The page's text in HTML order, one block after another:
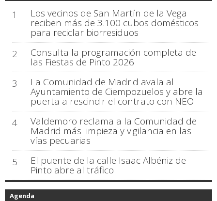
1 Los vecinos de San Martín de la Vega
reciben más de 3.100 cubos domésticos
para reciclar biorresiduos
2
Consulta la programación completa de
las Fiestas de Pinto 2026
3
La Comunidad de Madrid avala al
Ayuntamiento de Ciempozuelos y abre la
puerta a rescindir el contrato con NEO
4
Valdemoro reclama a la Comunidad de
Madrid más limpieza y vigilancia en las
vías pecuarias
5
El puente de la calle Isaac Albéniz de
Pinto abre al tráfico
Agenda